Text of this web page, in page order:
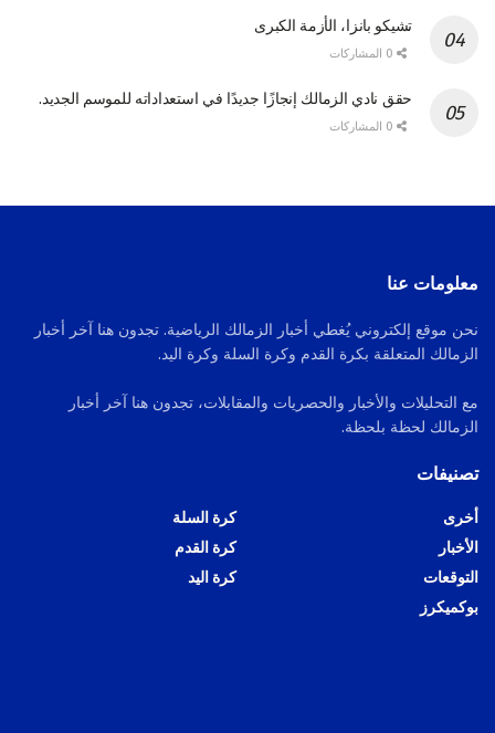
تشيكو بانزا، الأزمة الكبرى
حقق نادي الزمالك إنجازًا جديدًا في استعداداته للموسم الجديد.
معلومات عنا
نحن موقع إلكتروني يُغطي أخبار الزمالك الرياضية. تجدون هنا آخر أخبار
الزمالك المتعلقة بكرة القدم وكرة السلة وكرة اليد.
مع التحليلات والأخبار والحصريات والمقابلات، تجدون هنا آخر أخبار
الزمالك لحظة بلحظة.
تصنيفات
أخرى
الأخبار
التوقعات
بوكميكرز
كرة السلة
كرة القدم
كرة اليد